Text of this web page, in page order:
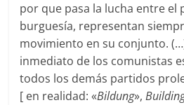
por que pasa la lucha entre el
burguesía, representan
movimiento en su conjunto.
inmediato de los comunistas
todos los demás partidos
[ en realidad: «Bildung»,